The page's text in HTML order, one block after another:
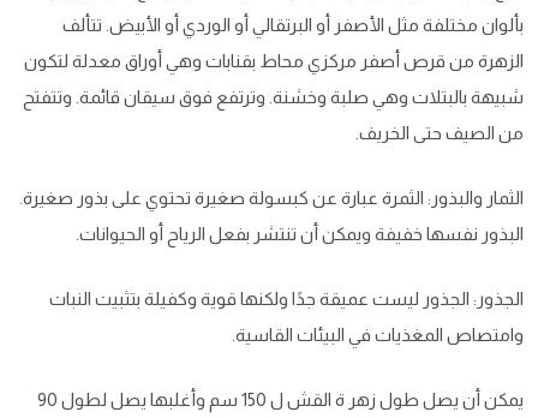
بألوان مختلفة مثل الأصفر أو البرتقالي أو الوردي أو الأبيض. تتألف
الزهرة من قرص أصفر مركزي محاط بقنابات وهي أوراق معدلة لتكون
شبيهة بالبتلات وهي صلبة وخشنة. وترتفع فوق سيقان قائمة. وتتفتح
من الصيف حتى الخريف.
الثمار والبذور: الثمرة عبارة عن كبسولة صغيرة تحتوي على بذور صغيرة.
البذور نفسها خفيفة ويمكن أن تنتشر بفعل الرياح أو الحيوانات.
الجذور: الجذور ليست عميقة جدًا ولكنها قوية وكفيلة بتثبيت النبات
وامتصاص المغذيات في البيئات القاسية.
يمكن أن يصل طول زهر ة القش ل 150 سم وأغلبها يصل لطول 90